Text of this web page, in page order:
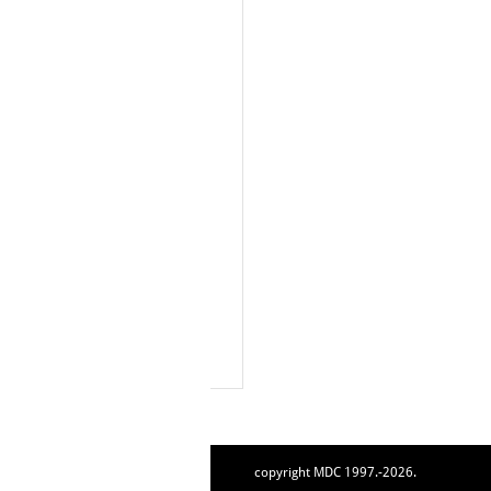
copyright MDC 1997.-2026.